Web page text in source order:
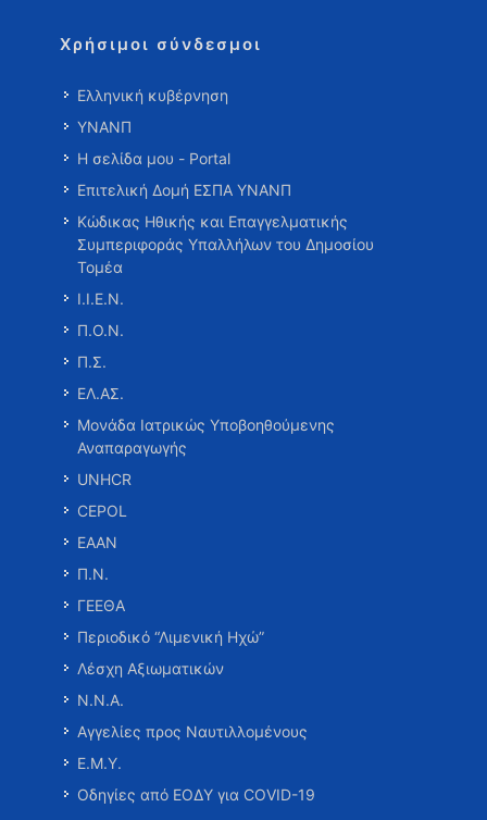
Χρήσιμοι σύνδεσμοι
Ελληνική κυβέρνηση
ΥΝΑΝΠ
Η σελίδα μου - Portal
Επιτελική Δομή ΕΣΠΑ ΥΝΑΝΠ
Κώδικας Ηθικής και Επαγγελματικής
Συμπεριφοράς Υπαλλήλων του Δημοσίου
Τομέα
Ι.Ι.Ε.Ν.
Π.Ο.Ν.
Π.Σ.
ΕΛ.ΑΣ.
Μονάδα Ιατρικώς Υποβοηθούμενης
Αναπαραγωγής
UNHCR
CEPOL
ΕΑΑΝ
Π.Ν.
ΓΕΕΘΑ
Περιοδικό “Λιμενική Ηχώ”
Λέσχη Αξιωματικών
Ν.Ν.Α.
Αγγελίες προς Ναυτιλλομένους
Ε.Μ.Υ.
Οδηγίες από ΕΟΔΥ για COVID-19